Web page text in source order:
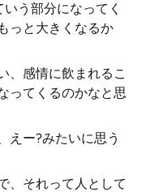
う部分になってく
っと大きくなるか
、感情に飲まれるこ
ってくるのかなと思
えー?みたいに思う
、それって人として